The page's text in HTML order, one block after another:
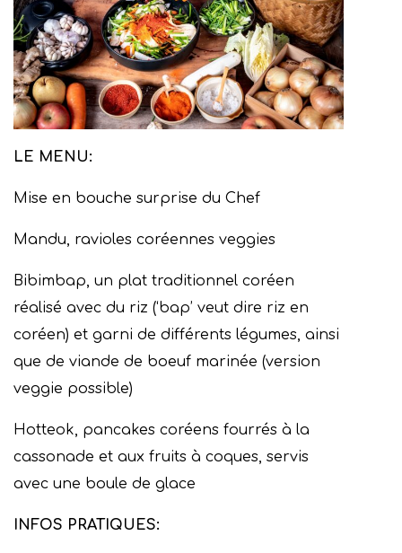
LE MENU:
Mise en bouche surprise du Chef
Mandu, ravioles coréennes veggies
Bibimbap, un plat traditionnel coréen
réalisé avec du riz (‘bap’ veut dire riz en
coréen) et garni de différents légumes, ainsi
que de viande de boeuf marinée (version
veggie possible)
Hotteok, pancakes coréens fourrés à la
cassonade et aux fruits à coques, servis
avec une boule de glace
INFOS PRATIQUES: